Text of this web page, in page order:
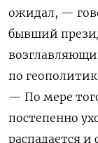
ожидал, —
бывший
по
— По мере
постепенно
распадается и